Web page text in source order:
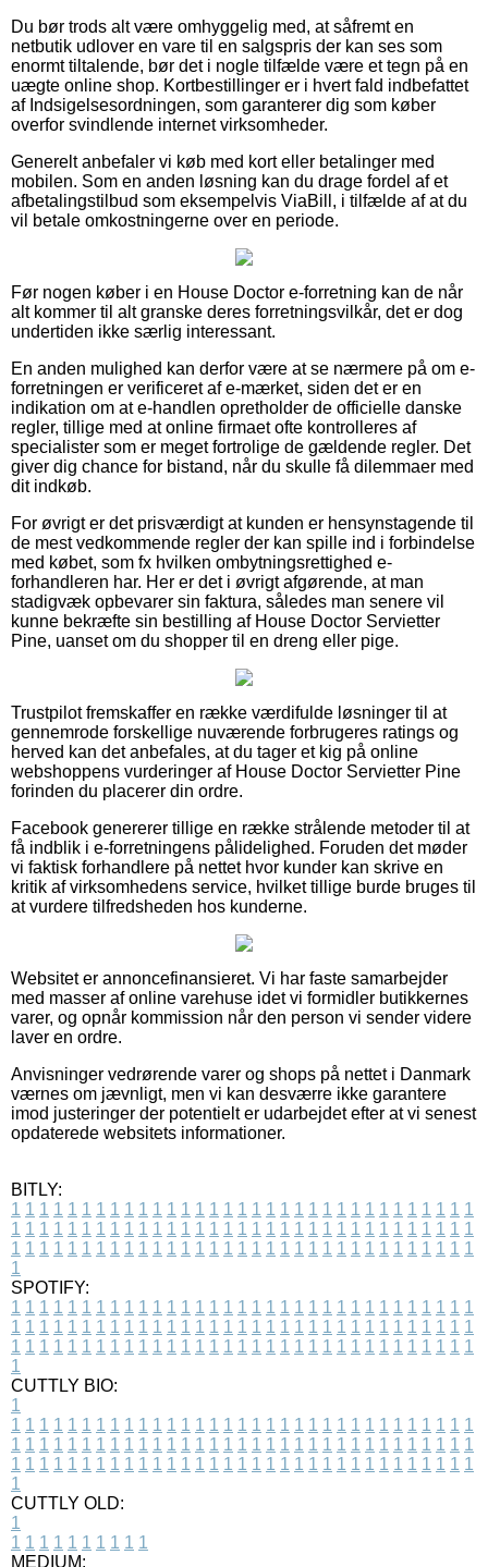
Du bør trods alt være omhyggelig med, at såfremt en
netbutik udlover en vare til en salgspris der kan ses som
enormt tiltalende, bør det i nogle tilfælde være et tegn på en
uægte online shop. Kortbestillinger er i hvert fald indbefattet
af Indsigelsesordningen, som garanterer dig som køber
overfor svindlende internet virksomheder.
Generelt anbefaler vi køb med kort eller betalinger med
mobilen. Som en anden løsning kan du drage fordel af et
afbetalingstilbud som eksempelvis ViaBill, i tilfælde af at du
vil betale omkostningerne over en periode.
Før nogen køber i en House Doctor e-forretning kan de når
alt kommer til alt granske deres forretningsvilkår, det er dog
undertiden ikke særlig interessant.
En anden mulighed kan derfor være at se nærmere på om e-
forretningen er verificeret af e-mærket, siden det er en
indikation om at e-handlen opretholder de officielle danske
regler, tillige med at online firmaet ofte kontrolleres af
specialister som er meget fortrolige de gældende regler. Det
giver dig chance for bistand, når du skulle få dilemmaer med
dit indkøb.
For øvrigt er det prisværdigt at kunden er hensynstagende til
de mest vedkommende regler der kan spille ind i forbindelse
med købet, som fx hvilken ombytningsrettighed e-
forhandleren har. Her er det i øvrigt afgørende, at man
stadigvæk opbevarer sin faktura, således man senere vil
kunne bekræfte sin bestilling af House Doctor Servietter
Pine, uanset om du shopper til en dreng eller pige.
Trustpilot fremskaffer en række værdifulde løsninger til at
gennemrode forskellige nuværende forbrugeres ratings og
herved kan det anbefales, at du tager et kig på online
webshoppens vurderinger af House Doctor Servietter Pine
forinden du placerer din ordre.
Facebook genererer tillige en række strålende metoder til at
få indblik i e-forretningens pålidelighed. Foruden det møder
vi faktisk forhandlere på nettet hvor kunder kan skrive en
kritik af virksomhedens service, hvilket tillige burde bruges til
at vurdere tilfredsheden hos kunderne.
Websitet er annoncefinansieret. Vi har faste samarbejder
med masser af online varehuse idet vi formidler butikkernes
varer, og opnår kommission når den person vi sender videre
laver en ordre.
Anvisninger vedrørende varer og shops på nettet i Danmark
værnes om jævnligt, men vi kan desværre ikke garantere
imod justeringer der potentielt er udarbejdet efter at vi senest
opdaterede websitets informationer.
BITLY:
1 1 1 1 1 1 1 1 1 1 1 1 1 1 1 1 1 1 1 1 1 1 1 1 1 1 1 1 1 1 1 1 1
1 1 1 1 1 1 1 1 1 1 1 1 1 1 1 1 1 1 1 1 1 1 1 1 1 1 1 1 1 1 1 1 1
1 1 1 1 1 1 1 1 1 1 1 1 1 1 1 1 1 1 1 1 1 1 1 1 1 1 1 1 1 1 1 1 1
1
SPOTIFY:
1 1 1 1 1 1 1 1 1 1 1 1 1 1 1 1 1 1 1 1 1 1 1 1 1 1 1 1 1 1 1 1 1
1 1 1 1 1 1 1 1 1 1 1 1 1 1 1 1 1 1 1 1 1 1 1 1 1 1 1 1 1 1 1 1 1
1 1 1 1 1 1 1 1 1 1 1 1 1 1 1 1 1 1 1 1 1 1 1 1 1 1 1 1 1 1 1 1 1
1
CUTTLY BIO:
1
1 1 1 1 1 1 1 1 1 1 1 1 1 1 1 1 1 1 1 1 1 1 1 1 1 1 1 1 1 1 1 1 1
1 1 1 1 1 1 1 1 1 1 1 1 1 1 1 1 1 1 1 1 1 1 1 1 1 1 1 1 1 1 1 1 1
1 1 1 1 1 1 1 1 1 1 1 1 1 1 1 1 1 1 1 1 1 1 1 1 1 1 1 1 1 1 1 1 1
1
CUTTLY OLD:
1
1 1 1 1 1 1 1 1 1 1
MEDIUM: